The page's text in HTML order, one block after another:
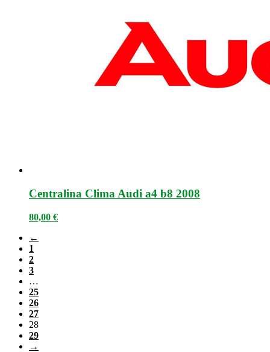
Centralina Clima Audi a4 b8 2008
80,00 €
←
1
2
3
…
25
26
27
28
29
→